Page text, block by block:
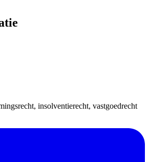
insolventierecht, vastgoedrecht